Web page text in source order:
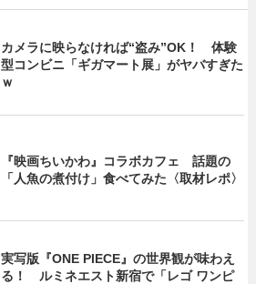
カメラに映らなければ“盗み”OK！ 体験
型コンビニ「ギガマート展」がヤバすぎた
ｗ
『映画ちいかわ』コラボカフェ 話題の
「人魚の煮付け」食べてみた〈取材レポ〉
実写版『ONE PIECE』の世界観が味わえ
る！ ルミネエスト新宿で「レゴ ワンピ